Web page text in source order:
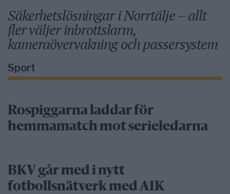
Säkerhetslösningar i Norrtälje – allt
fler väljer inbrottslarm,
kameraövervakning och passersystem
Sport
Rospiggarna laddar för
hemmamatch mot serieledarna
BKV går med i nytt
fotbollsnätverk med AIK